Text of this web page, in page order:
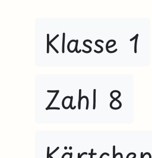
Klasse 1
Zahl 8